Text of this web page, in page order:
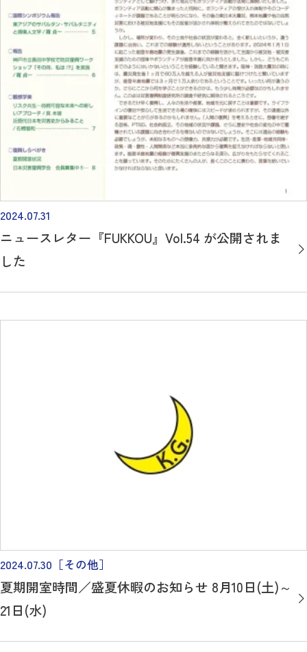
2024.07.31
ニュースレター『FUKKOU』Vol.54 が公開されま
した
2024.07.30 ［その他］
夏期開室時間／盛夏休暇のお知らせ 8月10日(土)～
21日(水)